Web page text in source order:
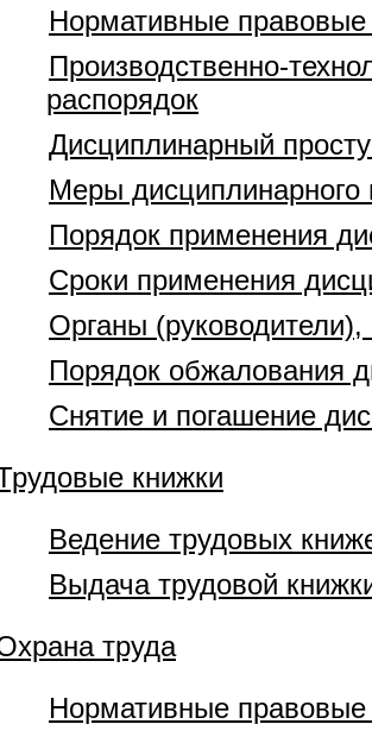
Нормативные правовые
Производственно-
распорядок
Дисциплинарный
Меры дисциплинарного
Порядок применения
Сроки применения
Органы
Порядок обжалования
Снятие и погашение
книжки
Ведение трудовых
Выдача трудовой
труда
Нормативные правовые